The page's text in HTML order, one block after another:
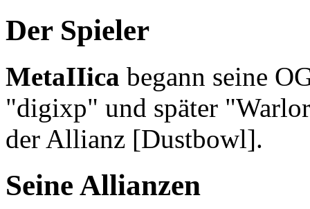
Der Spieler
MetaIIica begann seine
"digixp" und später
der Allianz [Dustbowl].
Seine Allianzen